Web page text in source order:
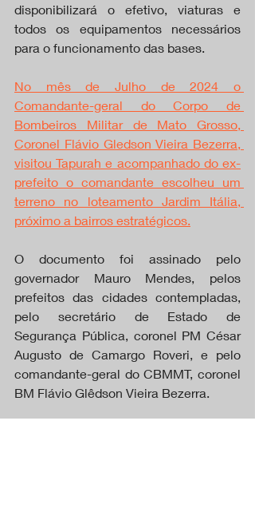
disponibilizará o efetivo, viaturas e
todos os equipamentos necessários
para o funcionamento das bases.
No mês de Julho de 2024 o
Comandante-geral do Corpo de
Bombeiros Militar de Mato Grosso,
Coronel Flávio Gledson Vieira Bezerra,
visitou Tapurah e acompanhado do ex-
prefeito o comandante escolheu um
terreno no loteamento Jardim Itália,
próximo a bairros estratégicos.
O documento foi assinado pelo
governador Mauro Mendes, pelos
prefeitos das cidades contempladas,
pelo secretário de Estado de
Segurança Pública, coronel PM César
Augusto de Camargo Roveri, e pelo
comandante-geral do CBMMT, coronel
BM Flávio Glêdson Vieira Bezerra.